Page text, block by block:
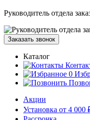
Руководитель отдела
Заказать звонок
Каталог
0
Акции
Установка от 4 000